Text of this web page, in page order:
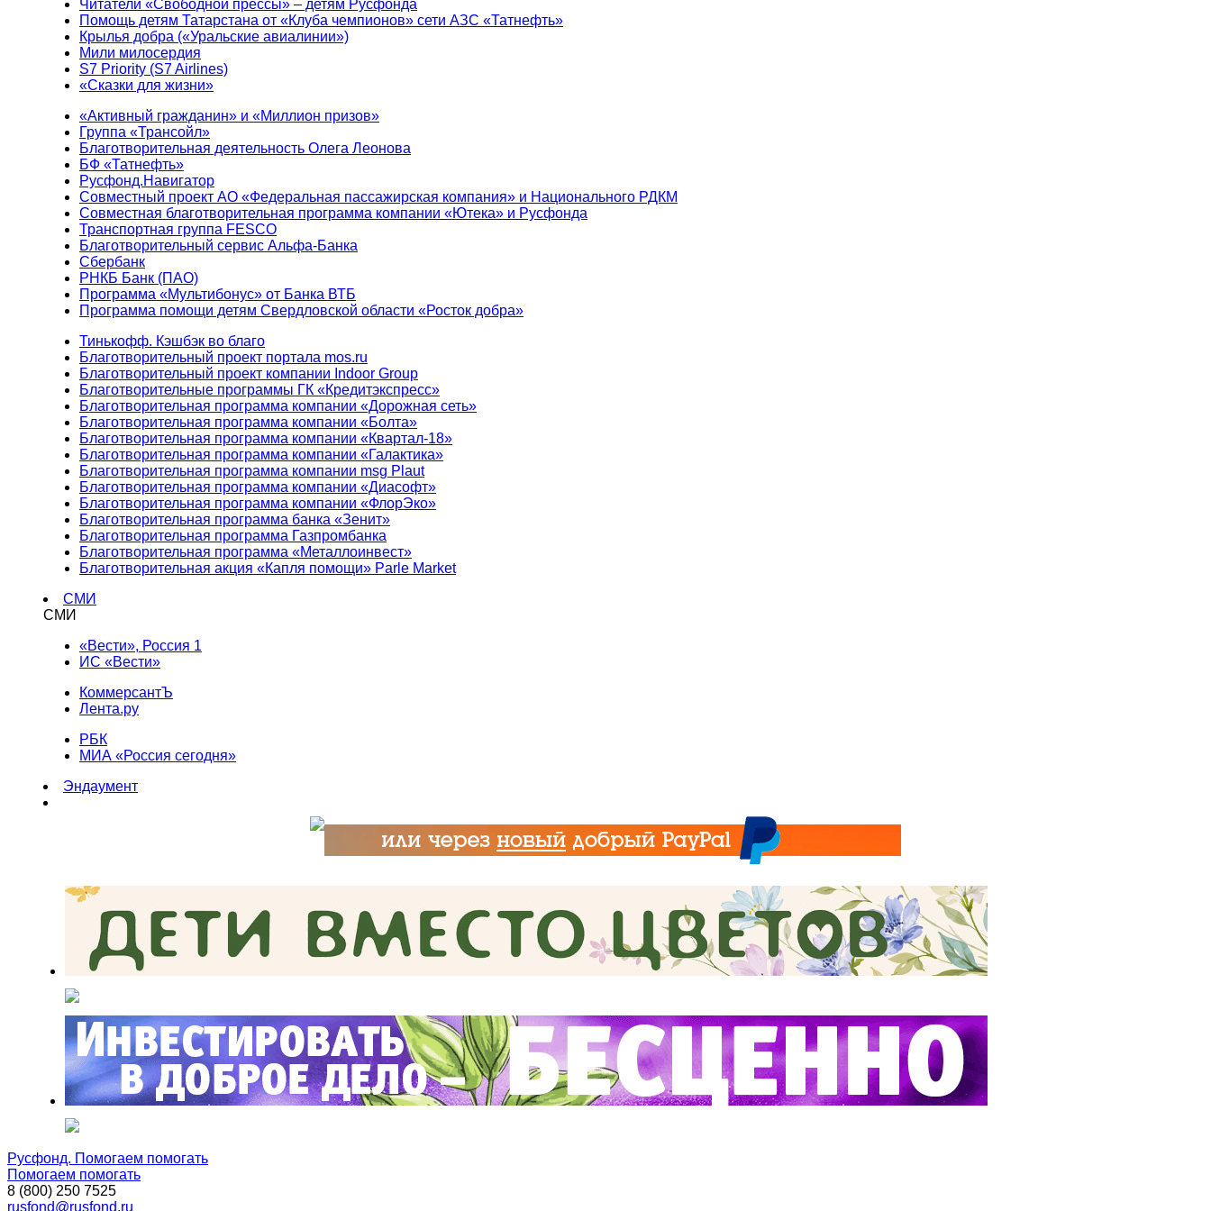
Читатели «Свободной прессы» – детям Русфонда
Помощь детям Татарстана от «Клуба чемпионов» сети АЗС «Татнефть»
Крылья добра («Уральские авиалинии»)
Мили милосердия
S7 Priority (S7 Airlines)
«Сказки для жизни»
«Активный гражданин» и «Миллион призов»
Группа «Трансойл»
Благотворительная деятельность Олега Леонова
БФ «Татнефть»
Русфонд.Навигатор
Совместный проект АО «Федеральная пассажирская компания» и Национального РДКМ
Совместная благотворительная программа компании «Ютека» и Русфонда
Транспортная группа FESCO
Благотворительный сервис Альфа-Банка
Сбербанк
РНКБ Банк (ПАО)
Программа «Мультибонус» от Банка ВТБ
Программа помощи детям Свердловской области «Росток добра»
Тинькофф. Кэшбэк во благо
Благотворительный проект портала mos.ru
Благотворительный проект компании Indoor Group
Благотворительные программы ГК «Кредитэкспресс»
Благотворительная программа компании «Дорожная сеть»
Благотворительная программа компании «Болта»
Благотворительная программа компании «Квартал-18»
Благотворительная программа компании «Галактика»
Благотворительная программа компании msg Plaut
Благотворительная программа компании «Диасофт»
Благотворительная программа компании «ФлорЭко»
Благотворительная программа банка «Зенит»
Благотворительная программа Газпромбанка
Благотворительная программа «Металлоинвест»
Благотворительная акция «Капля помощи» Parle Market
СМИ
СМИ
«Вести», Россия 1
ИС «Вести»
КоммерсантЪ
Лента.ру
РБК
МИА «Россия сегодня»
Эндаумент
Русфонд. Помогаем помогать
Помогаем помогать
8 (800) 250 7525
rusfond@rusfond.ru